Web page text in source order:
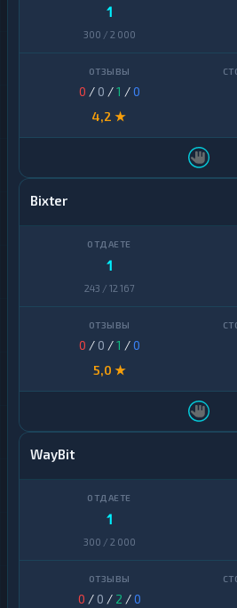
1
300 / 2 000
0 / 0 /1 /0
4,2 ★
Bixter
1
243 / 12 167
0 / 0 /1 /0
5,0 ★
WayBit
1
300 / 2 000
0 / 0 / 2 /0